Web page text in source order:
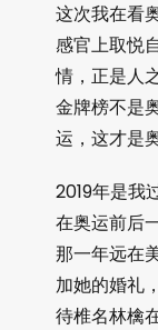
这次我在看
感官上取悦
情，正是人
金牌榜不是
运，这才是
2019年是我
在奥运前后
那一年远在
加她的婚礼
待椎名林檎